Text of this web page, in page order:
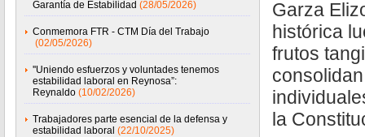
Garantía de Estabilidad (28/05/2026)
Conmemora FTR - CTM Día del Trabajo
(02/05/2026)
''Uniendo esfuerzos y voluntades tenemos
estabilidad laboral en Reynosa”:
Reynaldo (10/02/2026)
Trabajadores parte esencial de la defensa y
estabilidad laboral (22/10/2025)
Garza
histórica
frutos
la